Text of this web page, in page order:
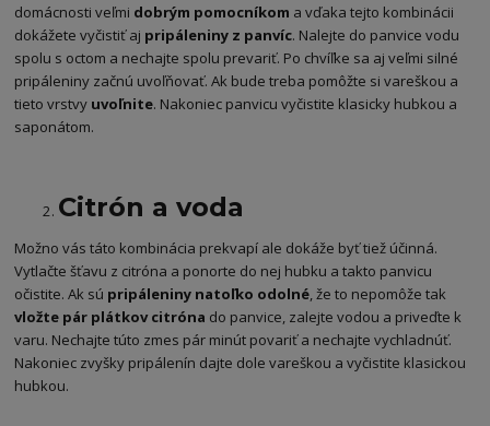
domácnosti veľmi dobrým pomocníkom a vďaka tejto kombinácii
dokážete vyčistiť aj pripáleniny z panvíc. Nalejte do panvice vodu
spolu s octom a nechajte spolu prevariť. Po chvíľke sa aj veľmi silné
pripáleniny začnú uvoľňovať. Ak bude treba pomôžte si vareškou a
tieto vrstvy uvoľnite. Nakoniec panvicu vyčistite klasicky hubkou a
saponátom.
Citrón a voda
Možno vás táto kombinácia prekvapí ale dokáže byť tiež účinná.
Vytlačte šťavu z citróna a ponorte do nej hubku a takto panvicu
očistite. Ak sú pripáleniny natoľko odolné, že to nepomôže tak
vložte pár plátkov citróna do panvice, zalejte vodou a priveďte k
varu. Nechajte túto zmes pár minút povariť a nechajte vychladnúť.
Nakoniec zvyšky pripálenín dajte dole vareškou a vyčistite klasickou
hubkou.